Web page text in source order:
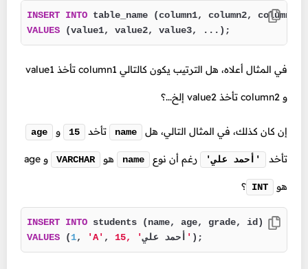
INSERT INTO
VALUES (value1, value2, value3, ...);
في المثال أعلاه، هل الترتيب يكون كالتالي column1 تأخذ value1
و column2 تأخذ value2 إلخ...؟
إن كان كذلك، في المثال التالي، هل name تأخد 15 و age
تأخد 'أحمد علي' رغم أن نوع name هو VARCHAR و age
هو INT ؟
INSERT INTO
VALUES (1, 'A' , أحمد علي ' ,15' );